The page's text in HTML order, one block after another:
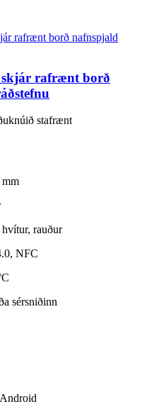
rafrænt borð
stafrænt
rauður
NFC
sérsniðinn